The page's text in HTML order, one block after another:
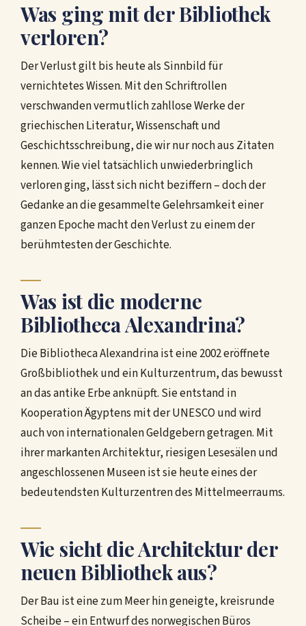
Was ging mit der Bibliothek
verloren?
Der Verlust gilt bis heute als Sinnbild für
vernichtetes Wissen. Mit den Schriftrollen
verschwanden vermutlich zahllose Werke der
griechischen Literatur, Wissenschaft und
Geschichtsschreibung, die wir nur noch aus Zitaten
kennen. Wie viel tatsächlich unwiederbringlich
verloren ging, lässt sich nicht beziffern – doch der
Gedanke an die gesammelte Gelehrsamkeit einer
ganzen Epoche macht den Verlust zu einem der
berühmtesten der Geschichte.
Was ist die moderne
Bibliotheca Alexandrina?
Die Bibliotheca Alexandrina ist eine 2002 eröffnete
Großbibliothek und ein Kulturzentrum, das bewusst
an das antike Erbe anknüpft. Sie entstand in
Kooperation Ägyptens mit der UNESCO und wird
auch von internationalen Geldgebern getragen. Mit
ihrer markanten Architektur, riesigen Lesesälen und
angeschlossenen Museen ist sie heute eines der
bedeutendsten Kulturzentren des Mittelmeerraums.
Wie sieht die Architektur der
neuen Bibliothek aus?
Der Bau ist eine zum Meer hin geneigte, kreisrunde
Scheibe – ein Entwurf des norwegischen Büros